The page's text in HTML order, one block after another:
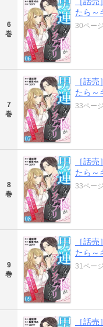
6
巻
たら～
30ページ
7
巻
［話
たら～
33ページ
8
巻
［話
たら～
33ページ
9
巻
［話
たら～
31ページ
［話